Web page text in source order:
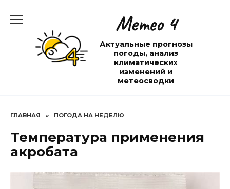
содержанию
Метео 4
Актуальные прогнозы
погоды, анализ
климатических
изменений и
метеосводки
ГЛАВНАЯ » ПОГОДА НА НЕДЕЛЮ
Температура применения
акробата